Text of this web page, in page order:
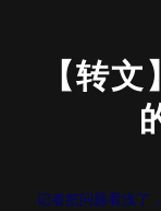
【转
记者把问题看浅了